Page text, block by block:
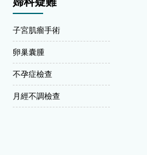
子宮肌瘤手術
卵巢囊腫
不孕症檢查
月經不調檢查